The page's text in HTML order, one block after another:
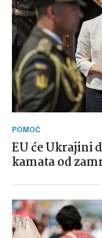
POMOĆ
EU će Ukrajini
kamata od